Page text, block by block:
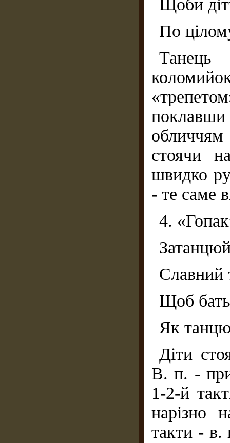
Щоби
По
стоячи
швидко
- те саме
4.
Славний
Щоб
Як
Діти
В. п. -
1-2-й
нарізно
такти - в.